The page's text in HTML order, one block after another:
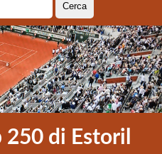
di Estoril